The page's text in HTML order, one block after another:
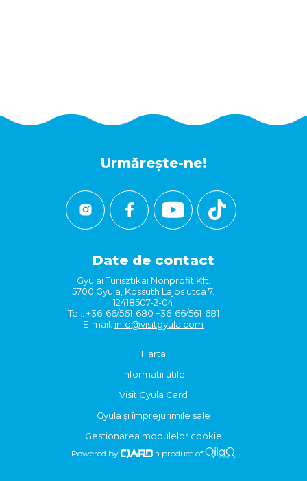
Urmărește-ne!
Date de contact
Gyulai Turisztikai Nonprofit Kft.
5700 Gyula, Kossuth Lajos utca 7.
12418507-2-04
Tel.: +36-66/561-680 +36-66/561-681
E-mail: info@visitgyula.com
Harta
Informatii utile
Visit Gyula Card
Gyula și împrejurimile sale
Gestionarea modulelor cookie
Powered by a product of